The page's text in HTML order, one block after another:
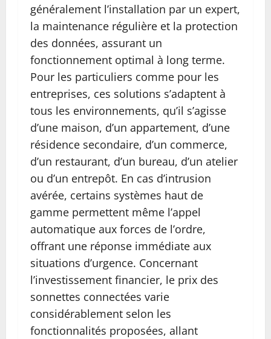
généralement l’installation par un expert,
la maintenance régulière et la protection
des données, assurant un
fonctionnement optimal à long terme.
Pour les particuliers comme pour les
entreprises, ces solutions s’adaptent à
tous les environnements, qu’il s’agisse
d’une maison, d’un appartement, d’une
résidence secondaire, d’un commerce,
d’un restaurant, d’un bureau, d’un atelier
ou d’un entrepôt. En cas d’intrusion
avérée, certains systèmes haut de
gamme permettent même l’appel
automatique aux forces de l’ordre,
offrant une réponse immédiate aux
situations d’urgence. Concernant
l’investissement financier, le prix des
sonnettes connectées varie
considérablement selon les
fonctionnalités proposées, allant